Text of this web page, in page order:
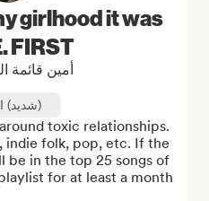
girlhood it was
FIRST.
أمين قائمة
(شديد)
toxic relationships.
indie folk, pop, etc. If the
be in the top 25 songs of